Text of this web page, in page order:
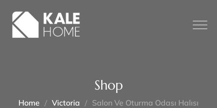
Shop
Home Victoria
Salon Ve Oturma Odası Halısı